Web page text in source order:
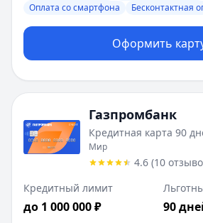
Оплата со смартфона
Бесконтактная
Оформить
Газпромбанк
Кредитная карта 90
Мир
4.6 (10
Кредитный лимит
до 1 000 000 ₽ 90